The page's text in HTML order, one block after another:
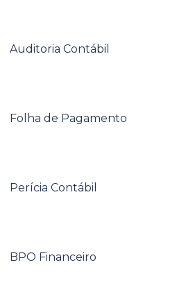
Auditoria Contábil
Folha de Pagamento
Perícia Contábil
BPO Financeiro